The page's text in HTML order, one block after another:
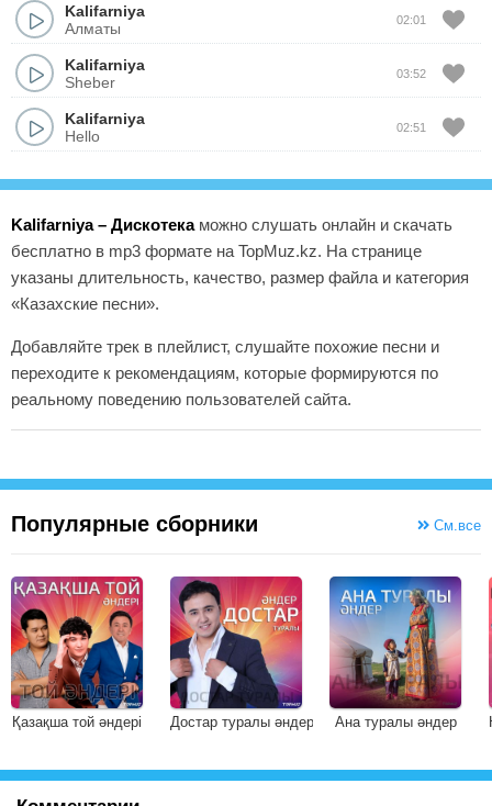
Kalifarniya
Алматы
02:01
Kalifarniya
Sheber
03:52
Kalifarniya
Hello
02:51
Kalifarniya – Дискотекаможно слушать онлайн и скачать
бесплатно в mp3 формате на TopMuz.kz. На странице
указаны длительность, качество, размер файла и категория
«Казахские песни».
Добавляйте трек в плейлист, слушайте похожие песни и
переходите к рекомендациям, которые формируются по
реальному поведению пользователей сайта.
Популярные сборники См.все
Қазақша той әндері Достар туралы әндер Ана туралы әндер